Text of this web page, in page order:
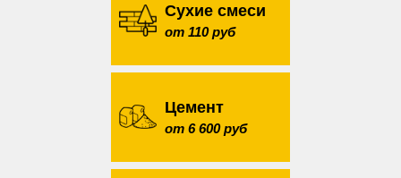
Сухие смеси
от 110 руб
Цемент
от 6 600 руб